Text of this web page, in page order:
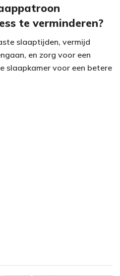
te verminderen?
slaaptijden, vermijd
en zorg voor een
slaapkamer voor een betere